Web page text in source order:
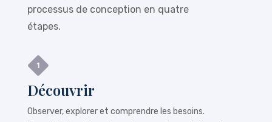
processus de conception en quatre
étapes.
Découvrir
Observer, explorer et comprendre les besoins.